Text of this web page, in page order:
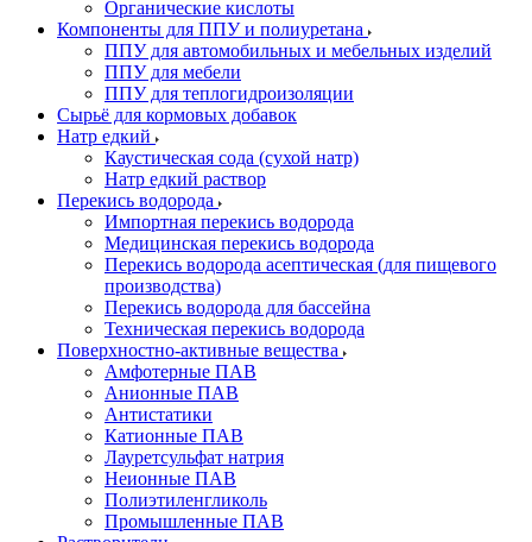
Органические кислоты
Компоненты для ППУ и полиуретана
ППУ для автомобильных и мебельных изделий
ППУ для мебели
ППУ для теплогидроизоляции
Сырьё для кормовых добавок
Натр едкий
Каустическая сода (сухой натр)
Натр едкий раствор
Перекись водорода
Импортная перекись водорода
Медицинская перекись водорода
Перекись водорода асептическая (для пищевого
производства)
Перекись водорода для бассейна
Техническая перекись водорода
Поверхностно-активные вещества
Амфотерные ПАВ
Анионные ПАВ
Антистатики
Катионные ПАВ
Лауретсульфат натрия
Неионные ПАВ
Полиэтиленгликоль
Промышленные ПАВ